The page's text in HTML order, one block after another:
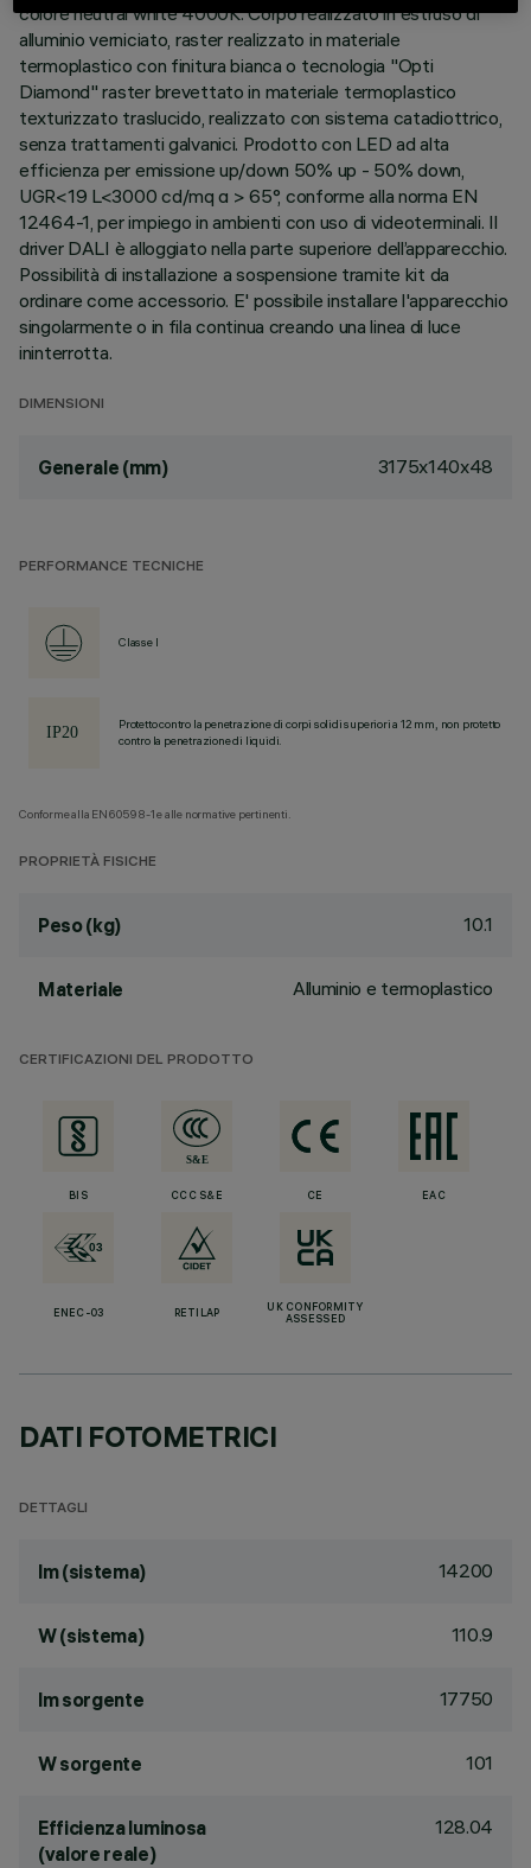
colore neutral white 4000K. Corpo realizzato in estruso di
alluminio verniciato, raster realizzato in materiale
termoplastico con finitura bianca o tecnologia "Opti
Diamond" raster brevettato in materiale termoplastico
texturizzato traslucido, realizzato con sistema catadiottrico,
senza trattamenti galvanici. Prodotto con LED ad alta
efficienza per emissione up/down 50% up - 50% down,
UGR<19 L<3000 cd/mq α > 65°, conforme alla norma EN
12464-1, per impiego in ambienti con uso di videoterminali. Il
driver DALI è alloggiato nella parte superiore dell’apparecchio.
Possibilità di installazione a sospensione tramite kit da
ordinare come accessorio. E' possibile installare l'apparecchio
singolarmente o in fila continua creando una linea di luce
ininterrotta.
DIMENSIONI
Generale (mm) 3175x140x48
PERFORMANCE TECNICHE
Classe I
Protetto contro la penetrazione di corpi solidi superiori a 12 mm, non protetto
contro la penetrazione di liquidi.
Conforme alla EN60598-1 e alle normative pertinenti.
PROPRIETÀ FISICHE
Peso (kg) 10.1
Materiale Alluminio e termoplastico
CERTIFICAZIONI DEL PRODOTTO
BIS CCC S&E CE EAC
ENEC-03 RETILAP
UK CONFORMITY
ASSESSED
DATI FOTOMETRICI
DETTAGLI
lm (sistema) 14200
W (sistema) 110.9
lm sorgente 17750
W sorgente 101
Efficienza luminosa
(valore reale)
128.04